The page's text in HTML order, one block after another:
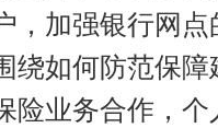
，加强银行网
绕如何防范保
险业务合作，